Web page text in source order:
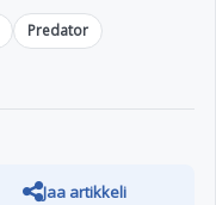
Predator
Jaa artikkeli